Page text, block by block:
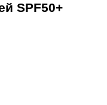
SPF50+